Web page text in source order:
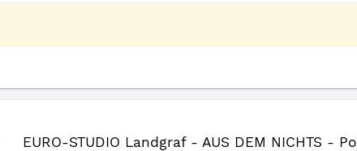
EURO-STUDIO Landgraf - AUS DEM NICHTS -